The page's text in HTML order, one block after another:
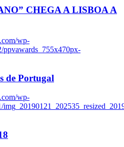
CHEGA A LISBOA A
wp-
ppvawards_755x470px-
de Portugal
wp-